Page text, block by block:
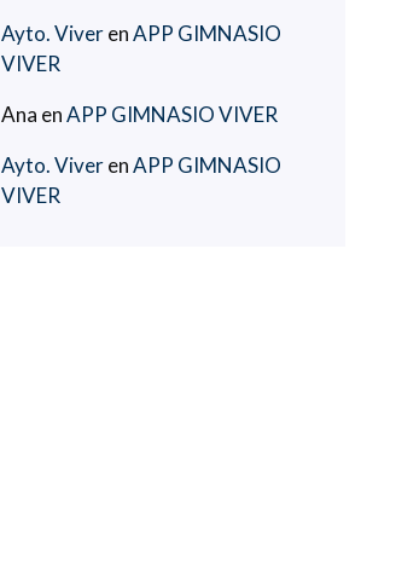
Ayto. ViverenAPP GIMNASIO
VIVER
Ana enAPP GIMNASIO VIVER
Ayto. ViverenAPP GIMNASIO
VIVER